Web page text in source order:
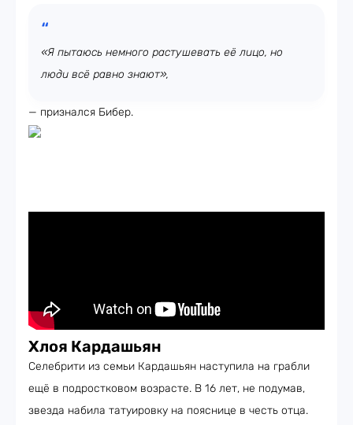
«Я пытаюсь немного растушевать её лицо, но
люди всё равно знают»,
— признался Бибер.
Хлоя Кардашьян
Селебрити из семьи Кардашьян наступила на грабли
ещё в подростковом возрасте. В 16 лет, не подумав,
звезда набила татуировку на пояснице в честь отца.